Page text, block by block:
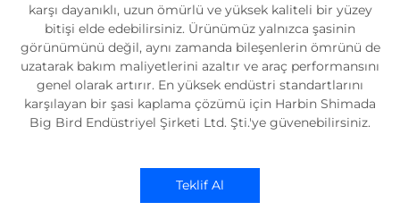
karşı dayanıklı, uzun ömürlü ve yüksek kaliteli bir yüzey
bitişi elde edebilirsiniz. Ürünümüz yalnızca şasinin
görünümünü değil, aynı zamanda bileşenlerin ömrünü de
uzatarak bakım maliyetlerini azaltır ve araç performansını
genel olarak artırır. En yüksek endüstri standartlarını
karşılayan bir şasi kaplama çözümü için Harbin Shimada
Big Bird Endüstriyel Şirketi Ltd. Şti.'ye güvenebilirsiniz.
Teklif Al